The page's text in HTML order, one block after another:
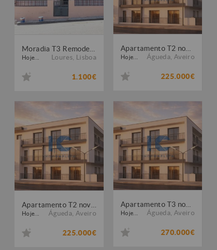
Hoje... Loures Lisboa
1.100€
Hoje... Águeda Aveiro
225.000€
Hoje... Águeda Aveiro
225.000€
Hoje... Águeda Aveiro
270.000€